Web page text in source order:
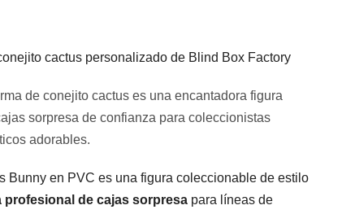
cactus personalizado de Blind Box Factory
de conejito cactus es una encantadora figura
sorpresa de confianza para coleccionistas
adorables.
Bunny en PVC es una figura coleccionable de estilo
profesional de cajas sorpresa para líneas de